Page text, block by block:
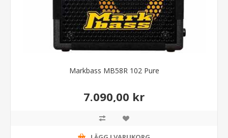
Markbass MB58R 102 Pure
7.090,00 kr